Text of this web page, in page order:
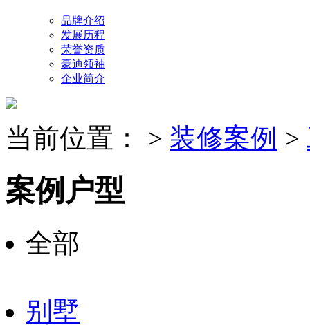
品牌介绍
发展历程
荣誉资质
豪迪领袖
企业简介
当前位置： > 装修案例 >
案例户型
全部
别墅